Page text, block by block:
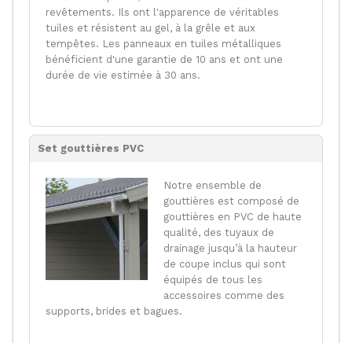
revêtements. Ils ont l'apparence de véritables
tuiles et résistent au gel, à la grêle et aux
tempêtes. Les panneaux en tuiles métalliques
bénéficient d'une garantie de 10 ans et ont une
durée de vie estimée à 30 ans.
Set gouttières PVC
Notre ensemble de
gouttières est composé de
gouttières en PVC de haute
qualité, des tuyaux de
drainage jusqu’à la hauteur
de coupe inclus qui sont
équipés de tous les
accessoires comme des
supports, brides et bagues.